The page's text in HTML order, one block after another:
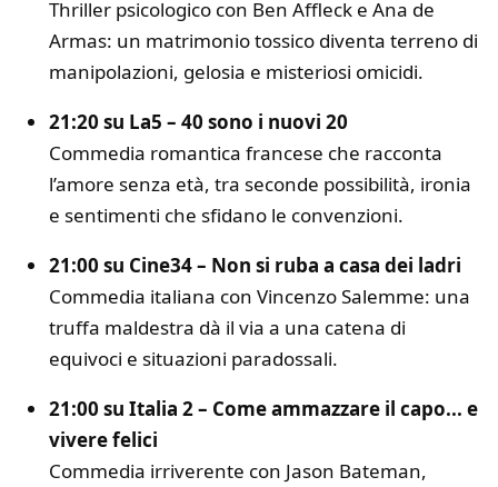
Thriller psicologico con Ben Affleck e Ana de
Armas: un matrimonio tossico diventa terreno di
manipolazioni, gelosia e misteriosi omicidi.
21:20 su La5 – 40 sono i nuovi 20
Commedia romantica francese che racconta
l’amore senza età, tra seconde possibilità, ironia
e sentimenti che sfidano le convenzioni.
21:00 su Cine34 – Non si ruba a casa dei ladri
Commedia italiana con Vincenzo Salemme: una
truffa maldestra dà il via a una catena di
equivoci e situazioni paradossali.
21:00 su Italia 2 – Come ammazzare il capo... e
vivere felici
Commedia irriverente con Jason Bateman,